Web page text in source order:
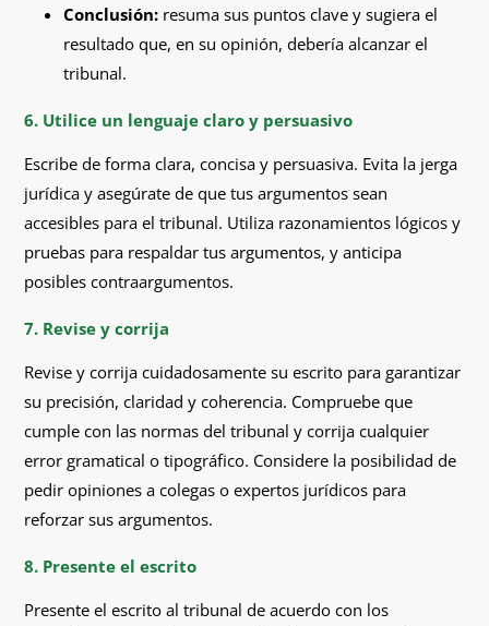
Conclusión: resuma sus puntos clave y sugiera el
resultado que, en su opinión, debería alcanzar el
tribunal.
6. Utilice un lenguaje claro y persuasivo
Escribe de forma clara, concisa y persuasiva. Evita la jerga
jurídica y asegúrate de que tus argumentos sean
accesibles para el tribunal. Utiliza razonamientos lógicos y
pruebas para respaldar tus argumentos, y anticipa
posibles contraargumentos.
7. Revise y corrija
Revise y corrija cuidadosamente su escrito para garantizar
su precisión, claridad y coherencia. Compruebe que
cumple con las normas del tribunal y corrija cualquier
error gramatical o tipográfico. Considere la posibilidad de
pedir opiniones a colegas o expertos jurídicos para
reforzar sus argumentos.
8. Presente el escrito
Presente el escrito al tribunal de acuerdo con los